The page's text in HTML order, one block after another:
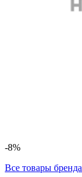
-8%
Все товары бренда